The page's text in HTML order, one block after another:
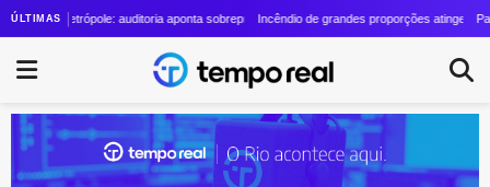
ÚLTIMAScresce quase 24 vezes em quatro anos
Metrópole: auditoria aponta sobrepreço de R$ 20 milhões em contrato de R$ 56 milhões
Incêndio de grandes proporções atinge o Parque